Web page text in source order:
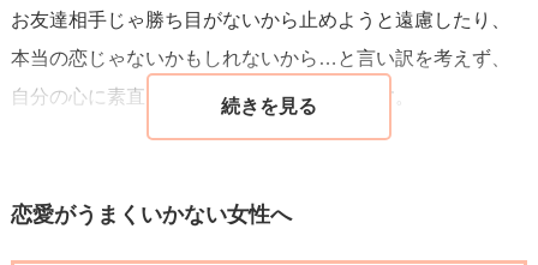
お友達相手じゃ勝ち目がないから止めようと遠慮したり、
本当の恋じゃないかもしれないから…と言い訳を考えず、
自分の心に素直になるのが良いかと思います。
考えられます。
恋愛がうまくいかない女性へ